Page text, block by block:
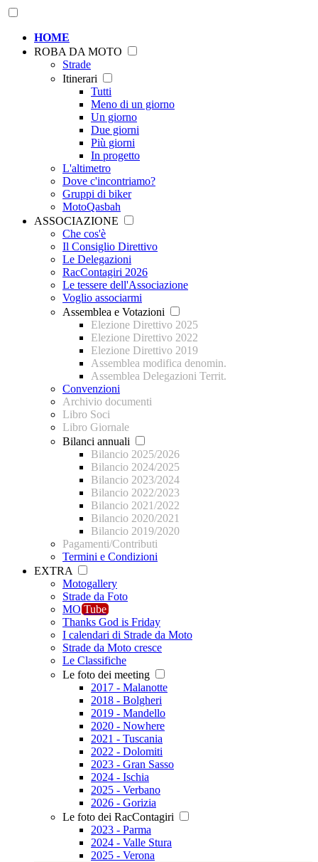
HOME
ROBA DA MOTO
Strade
Itinerari
Tutti
Meno di un giorno
Un giorno
Due giorni
Più giorni
In progetto
L'altimetro
Dove c'incontriamo?
Gruppi di biker
MotoQasbah
ASSOCIAZIONE
Che cos'è
Il Consiglio Direttivo
Le Delegazioni
RacContagiri 2026
Le tessere dell'Associazione
Voglio associarmi
Assemblea e Votazioni
Elezione Direttivo 2025
Elezione Direttivo 2022
Elezione Direttivo 2019
Assemblea modifica denomin.
Assemblea Delegazioni Territ.
Convenzioni
Archivio documenti
Libro Soci
Libro Giornale
Bilanci annuali
Bilancio 2025/2026
Bilancio 2024/2025
Bilancio 2023/2024
Bilancio 2022/2023
Bilancio 2021/2022
Bilancio 2020/2021
Bilancio 2019/2020
Pagamenti/Contributi
Termini e Condizioni
EXTRA
Motogallery
Strade da Foto
MO Tube
Thanks God is Friday
I calendari di Strade da Moto
Strade da Moto cresce
Le Classifiche
Le foto dei meeting
2017 - Malanotte
2018 - Bolgheri
2019 - Mandello
2020 - Nowhere
2021 - Tuscania
2022 - Dolomiti
2023 - Gran Sasso
2024 - Ischia
2025 - Verbano
2026 - Gorizia
Le foto dei RacContagiri
2023 - Parma
2024 - Valle Stura
2025 - Verona